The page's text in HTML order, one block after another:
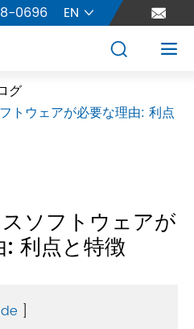
0696 EN  
 
グ
トウェアが必要な理由: 利点
ソフトウェアが
利点と特徴
]